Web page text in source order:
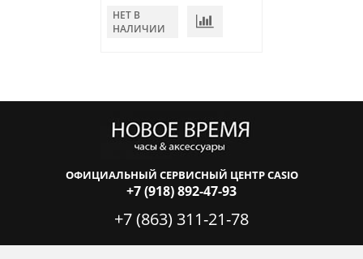
НЕТ В
НАЛИЧИИ
ОФИЦИАЛЬНЫЙ СЕРВИСНЫЙ ЦЕНТР CASIO
+7 (918) 892-47-93
+7 (863) 311-21-78